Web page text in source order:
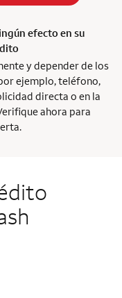
efecto en su
y depender de los
ejemplo, teléfono,
directa o en la
ahora para